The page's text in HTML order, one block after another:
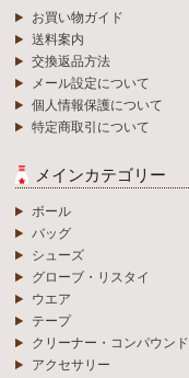
お買い物ガイド
送料案内
交換返品方法
メール設定について
個人情報保護について
特定商取引について
メインカテゴリー
ボール
バッグ
シューズ
グローブ・リスタイ
ウエア
テープ
クリーナー・コンパウンド
アクセサリー